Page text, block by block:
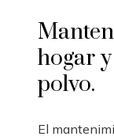
hogar
polvo.
El